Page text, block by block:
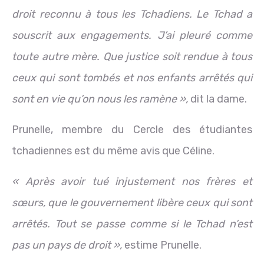
droit reconnu à tous les Tchadiens. Le Tchad a
souscrit aux engagements. J’ai pleuré comme
toute autre mère. Que justice soit rendue à tous
ceux qui sont tombés et nos enfants arrêtés qui
sont en vie qu’on nous les ramène », dit la dame.
Prunelle, membre du Cercle des étudiantes
tchadiennes est du même avis que Céline.
« Après avoir tué injustement nos frères et
sœurs, que le gouvernement libère ceux qui sont
arrêtés. Tout se passe comme si le Tchad n’est
pas un pays de droit », estime Prunelle.